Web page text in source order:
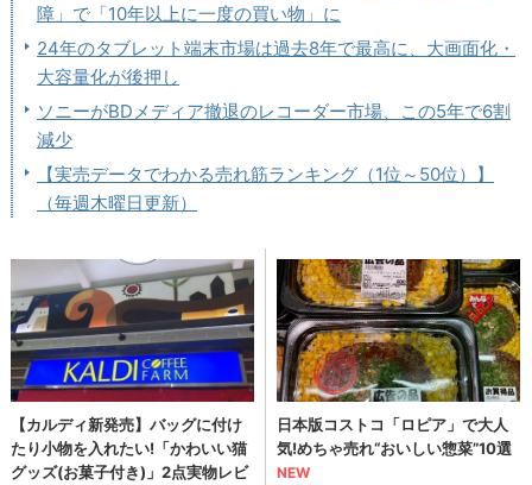
障」で「10年以上に一度の買い物」に
24年のタブレット端末市場は過去8年で最高に、大画面化・
大容量化が後押し
ソニーがBDメディア撤退のレコーダー市場、この5年で6割
減少
【実売データでわかる売れ筋ランキング（1位～50位）】
（毎週木曜日更新）